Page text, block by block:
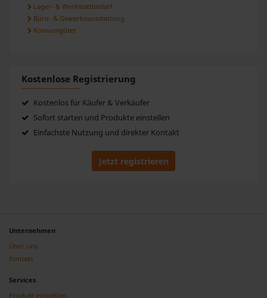
Lager- & Werkstattbedarf
Büro- & Gewerbeausstattung
Konsumgüter
Kostenlose Registrierung
Kostenlos für Käufer & Verkäufer
Sofort starten und Produkte einstellen
Einfachste Nutzung und direkter Kontakt
Jetzt registrieren
Unternehmen
Über uns
Kontakt
Services
Produkt einstellen